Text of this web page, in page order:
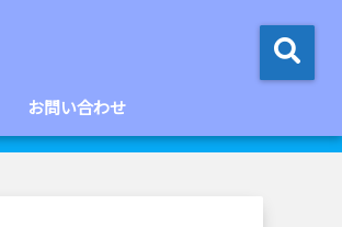
お問い合わせ